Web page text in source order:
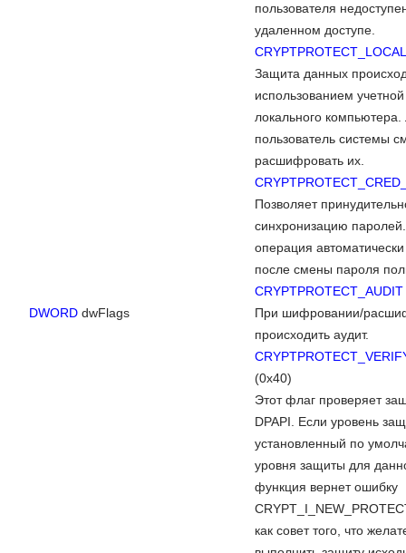
DWORD dwFlags
пользователя
удаленном доступе.
Защита данных
использованием
локального
пользователь системы
расшифровать их.
Позволяет
синхронизацию
операция
после смены пароля
CRYPTPROTECT_AUDIT
При шифровании/
происходить аудит.
(0x40)
Этот флаг проверяет
DPAPI. Если уровень
установленный по
уровня защиты для
функция вернет ошибку
как совет того, что